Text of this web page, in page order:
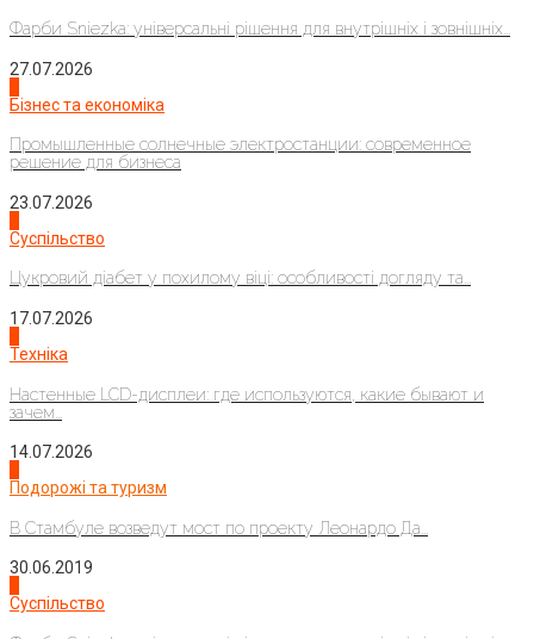
Фарби Sniezka: універсальні рішення для внутрішніх і зовнішніх...
27.07.2026
Бізнес та економіка
Промышленные солнечные электростанции: современное
решение для бизнеса
23.07.2026
Суспільство
Цукровий діабет у похилому віці: особливості догляду та...
17.07.2026
Техніка
Настенные LCD-дисплеи: где используются, какие бывают и
зачем...
14.07.2026
Подорожі та туризм
В Стамбуле возведут мост по проекту Леонардо Да...
30.06.2019
Суспільство